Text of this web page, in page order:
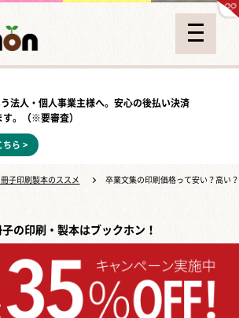
法人・個人事業主様へ。安心の後払い決済
す。（※要審査）
ちら >
子印刷製本のススメ 卒業文集の印刷価格って安い？高い
の印刷・製本はブックホン！